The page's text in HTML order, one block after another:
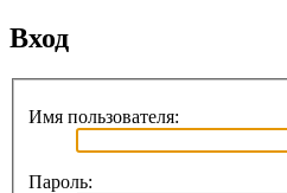
Вход
Имя пользователя:
Пароль: